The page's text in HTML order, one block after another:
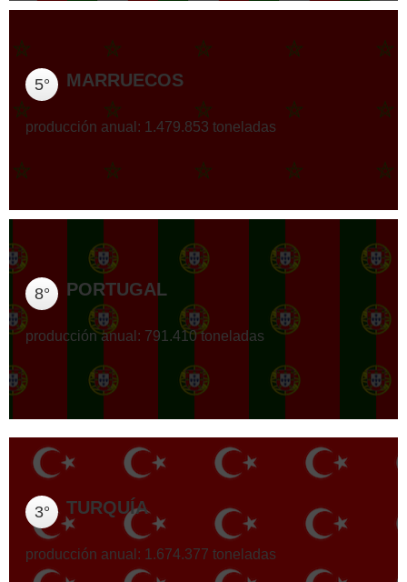
5° MARRUECOS
producción anual: 1.479.853 toneladas
8° PORTUGAL
producción anual: 791.410 toneladas
3° TURQUÍA
producción anual: 1.674.377 toneladas